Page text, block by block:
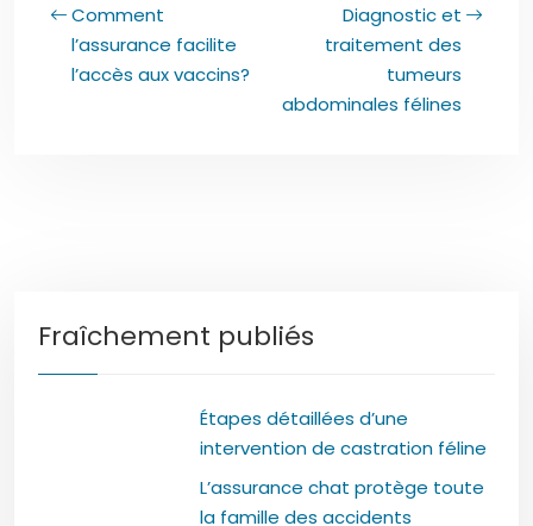
Comment
l’assurance facilite
l’accès aux vaccins?
Diagnostic et
traitement des
tumeurs
abdominales félines
Fraîchement publiés
Étapes détaillées d’une
intervention de castration féline
L’assurance chat protège toute
la famille des accidents